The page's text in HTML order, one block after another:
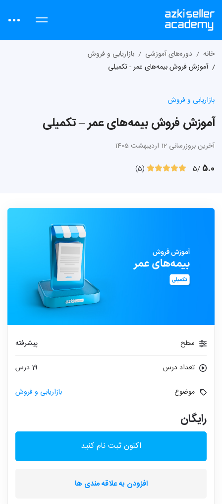
خانه دوره‌های آموزشی
بازاریابی و فروش
آموزش فروش بیمه‌های عمر - تکمیلی
بازاریابی و فروش
آموزش فروش بیمه‌های عمر – تکمیلی
آخرین بروزرسانی 12 اردیبهشت 1405
5.0
/5
(5)
سطح پیشرفته
تعداد درس 19 درس
موضوع بازاریابی و فروش
رایگان
اکنون ثبت نام کنید
افزودن به علاقه مندی ها